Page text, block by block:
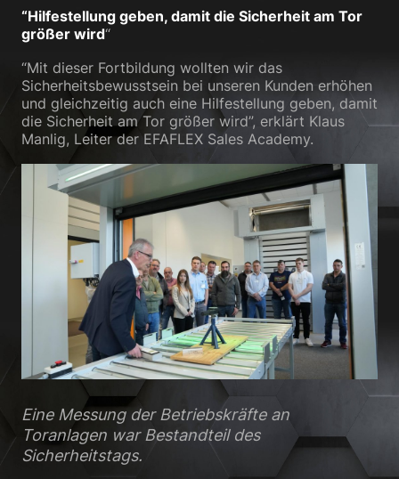
“Hilfestellung geben, damit die Sicherheit am Tor
größer wird“
“Mit dieser Fortbildung wollten wir das
Sicherheitsbewusstsein bei unseren Kunden erhöhen
und gleichzeitig auch eine Hilfestellung geben, damit
die Sicherheit am Tor größer wird”, erklärt Klaus
Manlig, Leiter der EFAFLEX Sales Academy.
Eine Messung der Betriebskräfte an
Toranlagen war Bestandteil des
Sicherheitstags.
Statistik Cookies erfassen Informationen anonym. Diese Informationen
helfen uns zu verstehen, wie unsere Besucher unsere Website nutzen.
Cookie-Informationen anzeigen
Externe Medien (3)
Inhalte von Videoplattformen und Social-Media-Plattformen werden
standardmäßig blockiert. Wenn Cookies von externen Medien akzeptiert
Einwilligung mehr.
Cookie-Informationen anzeigen
Datenschutzerklärung Impressum